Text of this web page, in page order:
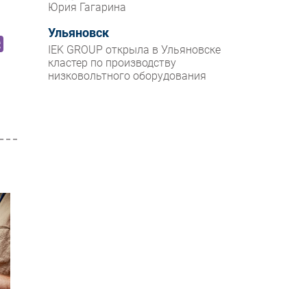
Юрия Гагарина
Ульяновск
IEK GROUP открыла в Ульяновске
кластер по производству
низковольтного оборудования